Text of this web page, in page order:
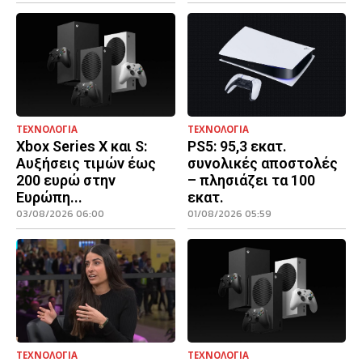
ΤΕΧΝΟΛΟΓΙΑ
Xbox Series X και S:
Αυξήσεις τιμών έως
200 ευρώ στην
Ευρώπη...
03/08/2026 06:00
ΤΕΧΝΟΛΟΓΙΑ
PS5: 95,3 εκατ.
συνολικές αποστολές
– πλησιάζει τα 100
εκατ.
01/08/2026 05:59
ΤΕΧΝΟΛΟΓΙΑ ΤΕΧΝΟΛΟΓΙΑ